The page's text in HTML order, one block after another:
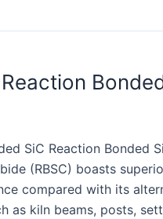
SiC Reaction Bonded
(RBSC) boasts
compared with its
as kiln beams, posts,